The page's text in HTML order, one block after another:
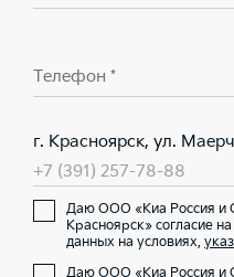
Телефон *
г. Красноярск, ул.
+7 (391) 257-78-88
Даю ООО «Киа Россия и
Красноярск» согласие
данных на условиях,
Даю ООО «Киа Россия и